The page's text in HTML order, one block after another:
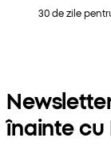
30 de zile
înainte cu